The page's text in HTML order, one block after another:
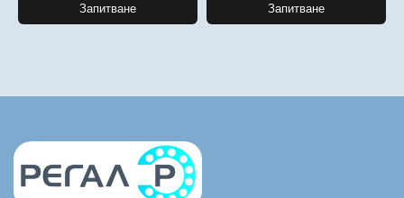
Запитване Запитване